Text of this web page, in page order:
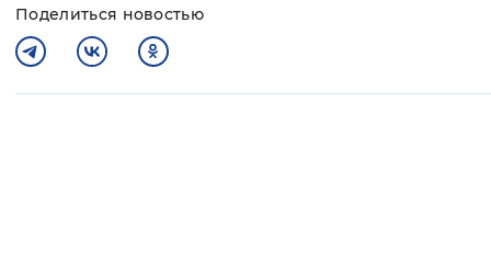
Поделиться новостью